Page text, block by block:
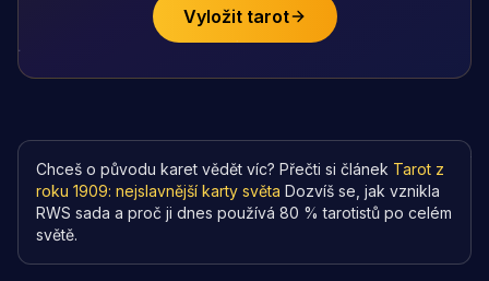
Vyložit tarot
Chceš o původu karet vědět víc? Přečti si článek Tarot z
roku 1909: nejslavnější karty světa Dozvíš se, jak vznikla
RWS sada a proč ji dnes používá 80 % tarotistů po celém
světě.